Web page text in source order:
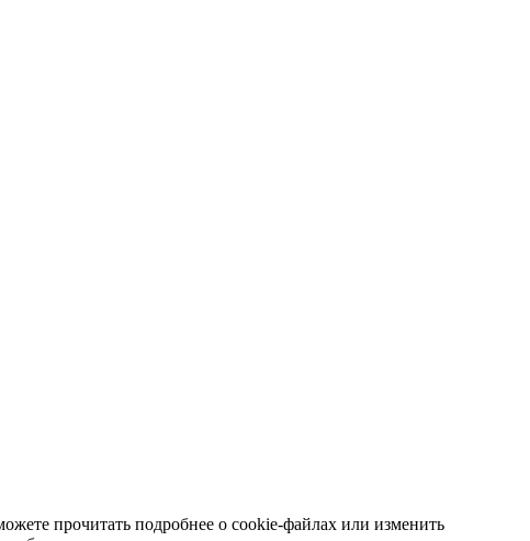
прочитать подробнее о cookie-файлах или изменить